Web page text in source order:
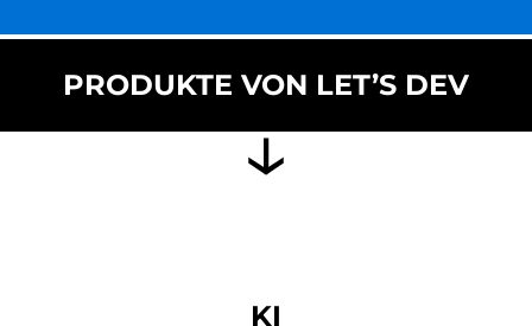
PRODUKTE VON LET’S DEV
KI